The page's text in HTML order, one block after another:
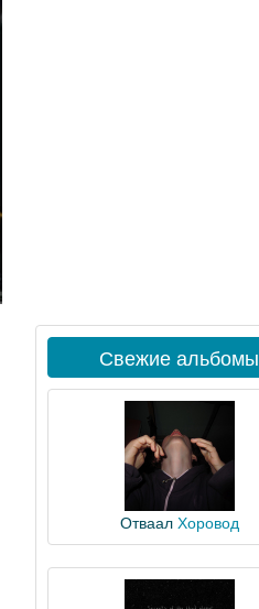
Свежие альбомы
Отваал Хоровод